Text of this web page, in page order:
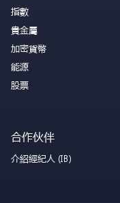
指數
貴金屬
加密貨幣
能源
股票
合作伙伴
介紹經紀人 (IB)